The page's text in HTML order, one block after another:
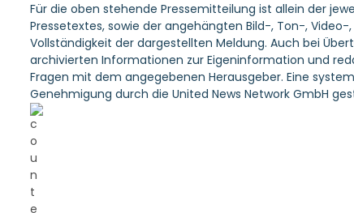
Für die oben stehende Pressemitteilung ist allein der
Pressetextes, sowie der angehängten Bild-, Ton-,
Vollständigkeit der dargestellten Meldung. Auch bei
archivierten Informationen zur Eigeninformation und
Fragen mit dem angegebenen Herausgeber. Eine
Genehmigung durch die United News Network GmbH